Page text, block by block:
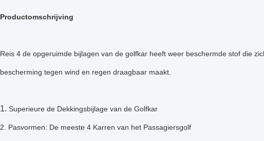
Productomschrijving
Reis 4 de opgeruimde bijlagen van de golfkar heeft weer beschermde stof die
bescherming tegen wind en regen draagbaar maakt.
1. Superieure de Dekkingsbijlage van de Golfkar
2. Pasvormen: De meeste 4 Karren van het Passagiersgolf